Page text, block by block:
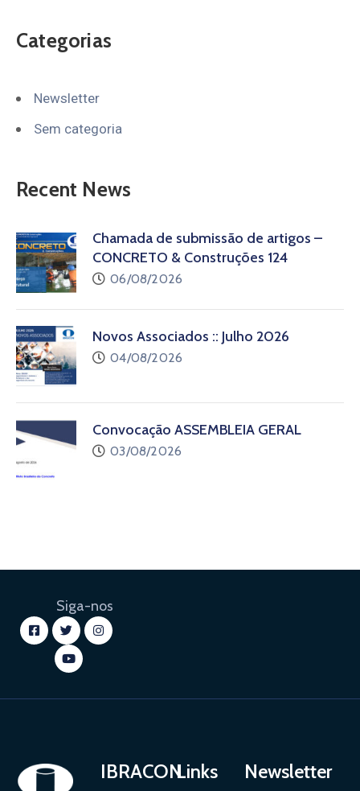
Categorias
Newsletter
Sem categoria
Recent News
Chamada de submissão de artigos –
CONCRETO & Construções 124
06/08/2026
Novos Associados :: Julho 2026
04/08/2026
Convocação ASSEMBLEIA GERAL
03/08/2026
Siga-nos
IBRACONLinks
Newsletter